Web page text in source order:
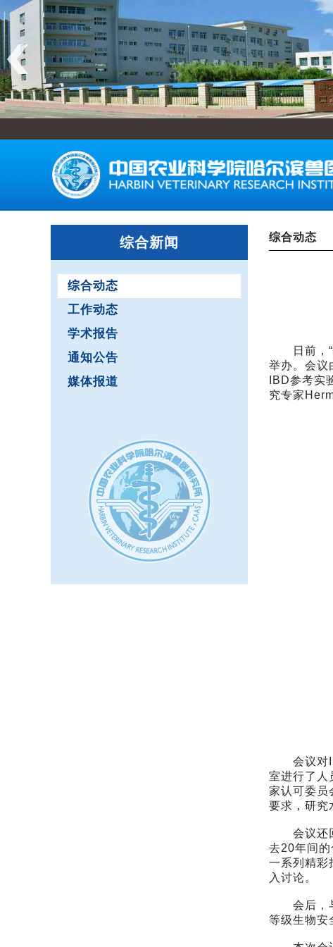
综合新闻
综合动态
工作动态
学术报告
通知公告
媒体报道
综合动态
日前，“
举办。会议
IBD参考
究专家
会议对
室进行了人
家认可委员
要求，研究
会议还回
去20年间
一系列精彩
入讨论。
会后，与
等级生物安